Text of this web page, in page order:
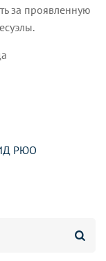
за проявленную
РЮО